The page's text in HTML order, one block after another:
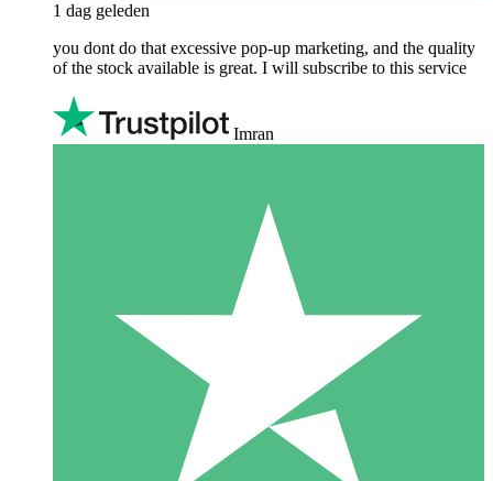
1 dag geleden
you dont do that excessive pop-up marketing, and the quality
of the stock available is great. I will subscribe to this service
Imran